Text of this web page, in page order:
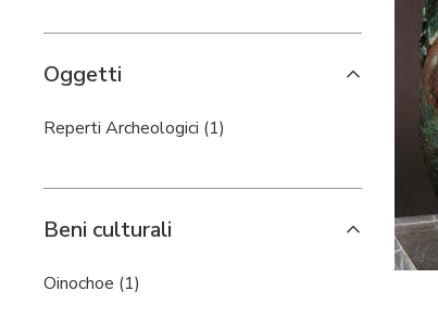
Oggetti
Reperti Archeologici (1)
Beni culturali
Oinochoe (1)